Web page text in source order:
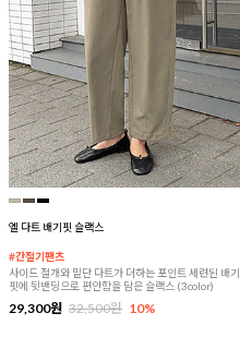
엘 다트 배기핏 슬랙스
#간절기팬츠
사이드 절개와 밑단 다트가 더하는 포인트 세련된 배기
핏에 뒷밴딩으로 편안함을 담은 슬랙스 (3color)
29,300원 32,500원 10%